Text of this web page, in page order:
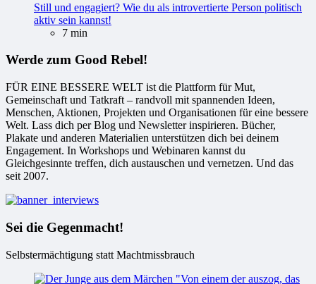
Still und engagiert? Wie du als introvertierte Person politisch
aktiv sein kannst!
7 min
Werde zum Good Rebel!
FÜR EINE BESSERE WELT ist die Plattform für Mut,
Gemeinschaft und Tatkraft – randvoll mit spannenden Ideen,
Menschen, Aktionen, Projekten und Organisationen für eine bessere
Welt. Lass dich per Blog und Newsletter inspirieren. Bücher,
Plakate und anderen Materialien unterstützen dich bei deinem
Engagement. In Workshops und Webinaren kannst du
Gleichgesinnte treffen, dich austauschen und vernetzen. Und das
seit 2007.
Sei die Gegenmacht!
Selbstermächtigung statt Machtmissbrauch